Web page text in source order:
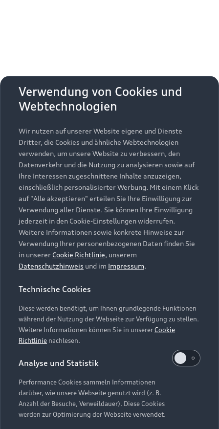
Verwendung von Cookies und
Webtechnologien
Wir nutzen auf unserer Website eigene und Dienste
Dritter, die Cookies und ähnliche Webtechnologien
verwenden, um unsere Website zu verbessern, den
Datenverkehr und die Nutzung zu analysieren sowie auf
Ihre Interessen zugeschnittene Inhalte anzuzeigen,
einschließlich personalisierter Werbung. Mit einem Klick
auf "Alle akzeptieren" erteilen Sie Ihre Einwilligung zur
Verwendung aller Dienste. Sie können Ihre Einwilligung
jederzeit in den Cookie-Einstellungen widerrufen.
Weitere Informationen sowie konkrete Hinweise zur
Verwendung Ihrer personenbezogenen Daten finden Sie
in unserer Cookie Richtlinie, unserem
Datenschutzhinweis und im Impressum.
Technische Cookies
Diese werden benötigt, um Ihnen grundlegende Funktionen
während der Nutzung der Webseite zur Verfügung zu stellen.
Weitere Informationen können Sie in unsererCookie
Richtlinie nachlesen.
Analyse und Statistik
Performance Cookies sammeln Informationen
darüber, wie unsere Webseite genutzt wird (z. B.
Anzahl der Besuche, Verweildauer). Diese Cookies
werden zur Optimierung der Webseite verwendet.
Zurück nach oben
Modelle
Alle Modelle
Modelle vergleichen
Elektromodelle
Plug-in-Hybride
Kaufen & leasen
Neuwagensuche
Gebrauchtwagensuche
Gebrauchtwagen
Finanzierung
Aktionen & Angebote
Geschäftskunden
Service & Zubehör
Saisonale Angebote
Audi Services
Garantie
Audi digital services
myAudi
Support
Kundenservice
Händlersuche
Audi Code
Online-Terminvereinbarung
Servicekontakt
Vertrag widerrufen
Über Audi
Unternehmen
Karriere
Investor Relations
Presse & Media Center
Datenschutz
Audi erleben
Newsletter
Impressum Rechtliches
Hinweisgebersystem
Datenschutzinformation
Cookie-Einstellungen
Cookie-Richtlinie
Barrierefreiheit
Hinweis: Die aktuelle Darstellung und Anordnung der
Embleme am Fahrzeug bei allen Abbildungen auf dieser
Webseite kann abweichen.